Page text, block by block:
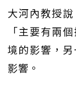
大河內教授
「主要有兩
境的影響，
影響。